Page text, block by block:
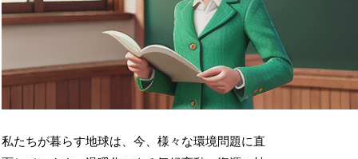
私たちが暮らす地球は、今、様々な環境問題に直